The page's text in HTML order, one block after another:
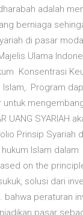
adalah
berniaga
di pasar
Ulama
Konsentrasi
Islam,. Program
UANG SYARIAH
Prinsip Syariah
Islam
on the
solusi dari
bahwa peraturan